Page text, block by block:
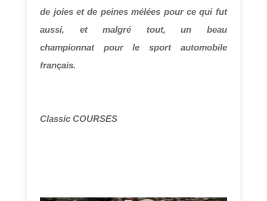
de joies et de peines mélées pour ce qui fut
aussi, et malgré tout, un beau
championnat pour le sport automobile
français.
Classic COURSES